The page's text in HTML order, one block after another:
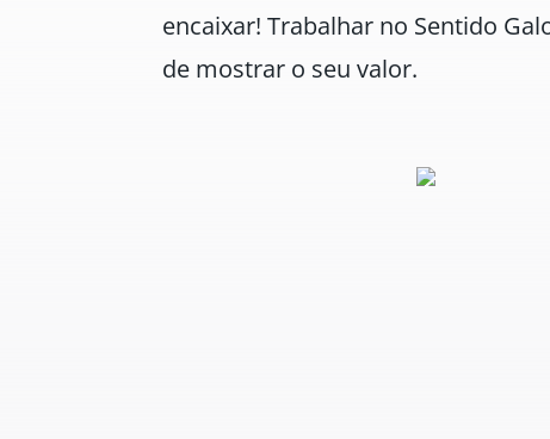
encaixar! Trabalhar no Sentido
de mostrar o seu valor.